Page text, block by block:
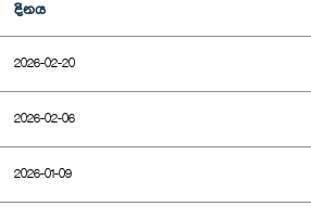
දිනය
2026-02-20
2026-02-06
2026-01-09